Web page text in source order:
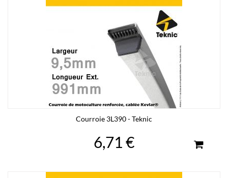
Courroie 3L390 - Teknic
6,71 €